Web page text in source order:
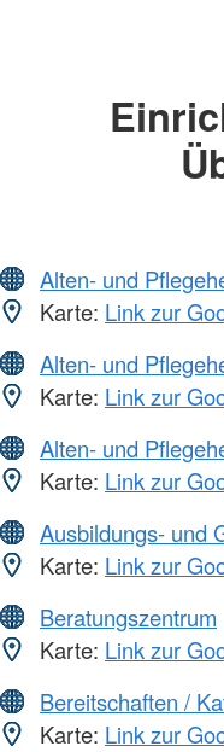
Alten- und
Karte: Link zur
Alten- und
Karte: Link zur
Alten- und
Karte: Link zur
Ausbildungs- und
Karte: Link zur
Beratungszentrum
Karte: Link zur
Bereitschaften /
Karte: Link zur